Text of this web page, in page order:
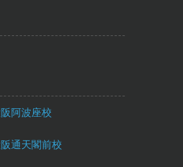
阿波座校
通天閣前校